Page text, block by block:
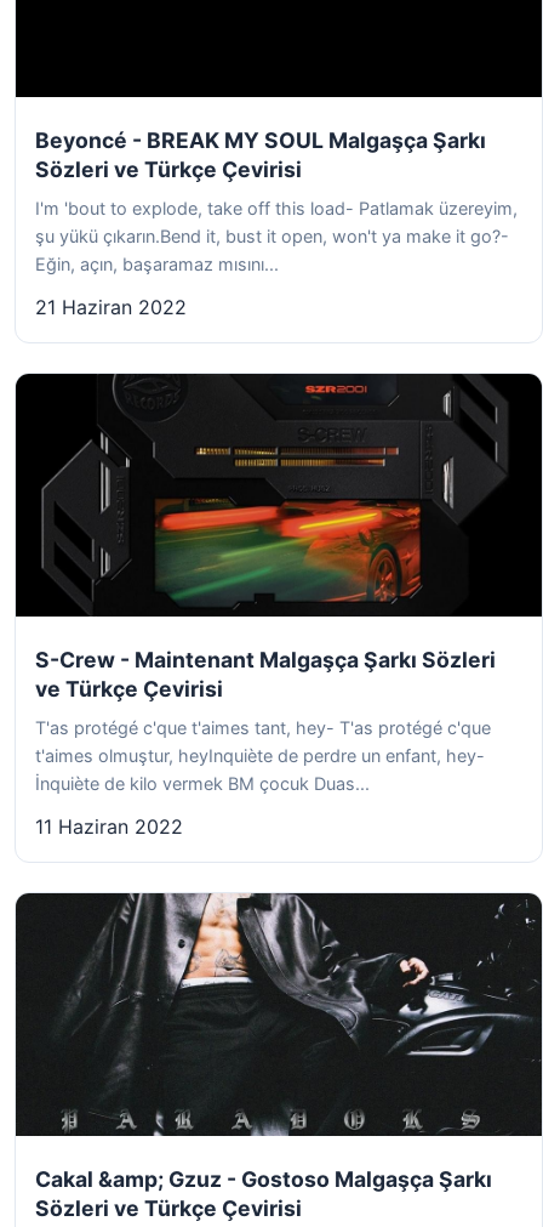
Beyoncé - BREAK MY SOUL Malgaşça Şarkı
Sözleri ve Türkçe Çevirisi
I'm 'bout to explode, take off this load- Patlamak üzereyim,
şu yükü çıkarın.Bend it, bust it open, won't ya make it go?-
Eğin, açın, başaramaz mısını...
21 Haziran 2022
S-Crew - Maintenant Malgaşça Şarkı Sözleri
ve Türkçe Çevirisi
T'as protégé c'que t'aimes tant, hey- T'as protégé c'que
t'aimes olmuştur, heyInquiète de perdre un enfant, hey-
İnquiète de kilo vermek BM çocuk Duas...
11 Haziran 2022
Cakal &amp; Gzuz - Gostoso Malgaşça Şarkı
Sözleri ve Türkçe Çevirisi